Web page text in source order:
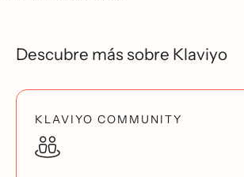
Descubre más sobre Klaviyo
KLAVIYO COMMUNITY